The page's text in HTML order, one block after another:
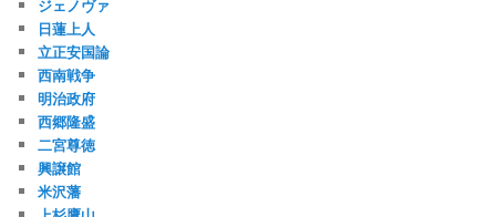
ジェノヴァ
日蓮上人
立正安国論
西南戦争
明治政府
西郷隆盛
二宮尊徳
興譲館
米沢藩